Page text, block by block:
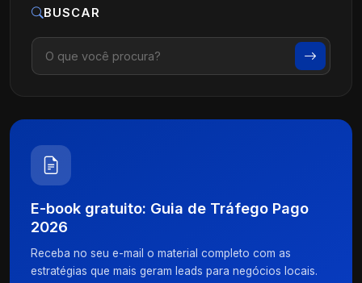
BUSCAR
E-book gratuito: Guia de Tráfego Pago
2026
Receba no seu e-mail o material completo com as
estratégias que mais geram leads para negócios locais.